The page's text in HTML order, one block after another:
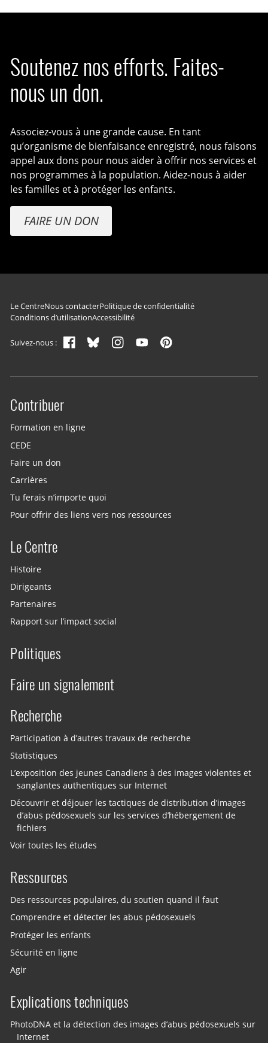
Soutenez nos efforts. Faites-
nous un don.
Associez-vous à une grande cause. En tant
qu’organisme de bienfaisance enregistré, nous faisons
appel aux dons pour nous aider à offrir nos services et
nos programmes à la population. Aidez-nous à aider
les familles et à protéger les enfants.
FAIRE UN DON
Navigation du pied de page
Le CentreNous contacterPolitique de confidentialité
Conditions d’utilisationAccessibilité
Suivez-nous :
Site menu
Contribuer
Formation en ligne
CEDE
Faire un don
Carrières
Tu ferais n’importe quoi
Pour offrir des liens vers nos ressources
Le Centre
Histoire
Dirigeants
Partenaires
Rapport sur l’impact social
Politiques
Faire un signalement
Recherche
Participation à d’autres travaux de recherche
Statistiques
L’exposition des jeunes Canadiens à des images violentes et
sanglantes authentiques sur Internet
Découvrir et déjouer les tactiques de distribution d’images
d’abus pédosexuels sur les services d’hébergement de
fichiers
Voir toutes les études
Ressources
Des ressources populaires, du soutien quand il faut
Comprendre et détecter les abus pédosexuels
Protéger les enfants
Sécurité en ligne
Agir
Explications techniques
PhotoDNA et la détection des images d’abus pédosexuels sur
Internet